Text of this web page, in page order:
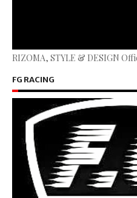
RIZOMA, STYLE & DESIGN
FG RACING